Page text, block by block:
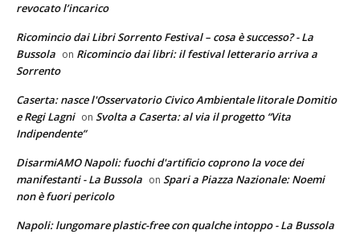
revocato l’incarico
Ricomincio dai Libri Sorrento Festival – cosa è successo? - La
Bussola on Ricomincio dai libri: il festival letterario arriva a
Sorrento
Caserta: nasce l'Osservatorio Civico Ambientale litorale Domitio
e Regi Lagni on Svolta a Caserta: al via il progetto “Vita
Indipendente”
DisarmiAMO Napoli: fuochi d'artificio coprono la voce dei
manifestanti - La Bussola on Spari a Piazza Nazionale: Noemi
non è fuori pericolo
Napoli: lungomare plastic-free con qualche intoppo - La Bussola